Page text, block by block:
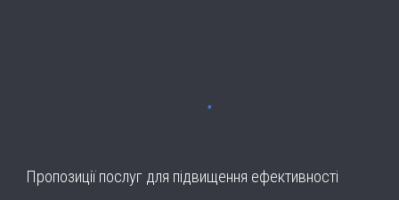
Пропозиції послуг для підвищення ефективності